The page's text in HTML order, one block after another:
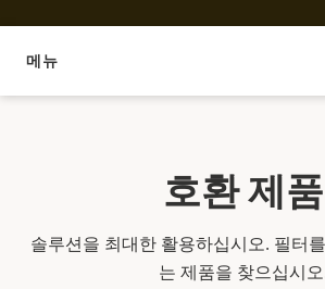
메뉴
호환 제품
호환 제품
솔루션을 최대한 활용하십시오. 필터
는 제품을 찾으십시